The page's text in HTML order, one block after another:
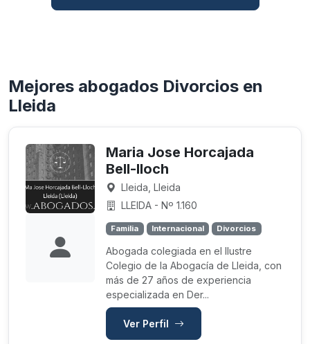
Mejores abogados Divorcios en
Lleida
Maria Jose Horcajada
Bell-lloch
Lleida, Lleida
LLEIDA - Nº 1.160
Familia Internacional Divorcios
Abogada colegiada en el Ilustre
Colegio de la Abogacía de Lleida, con
más de 27 años de experiencia
especializada en Der...
Ver Perfil